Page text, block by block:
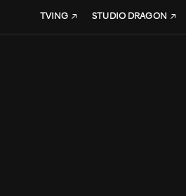
TVING STUDIO DRAGON